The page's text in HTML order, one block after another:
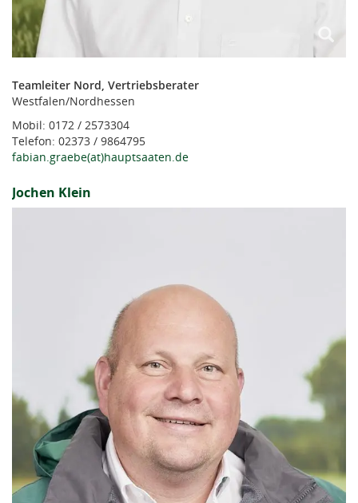
Teamleiter Nord, Vertriebsberater
Westfalen/Nordhessen
Mobil: 0172 / 2573304
Telefon: 02373 / 9864795
fabian.graebe(at)hauptsaaten.de
Jochen Klein